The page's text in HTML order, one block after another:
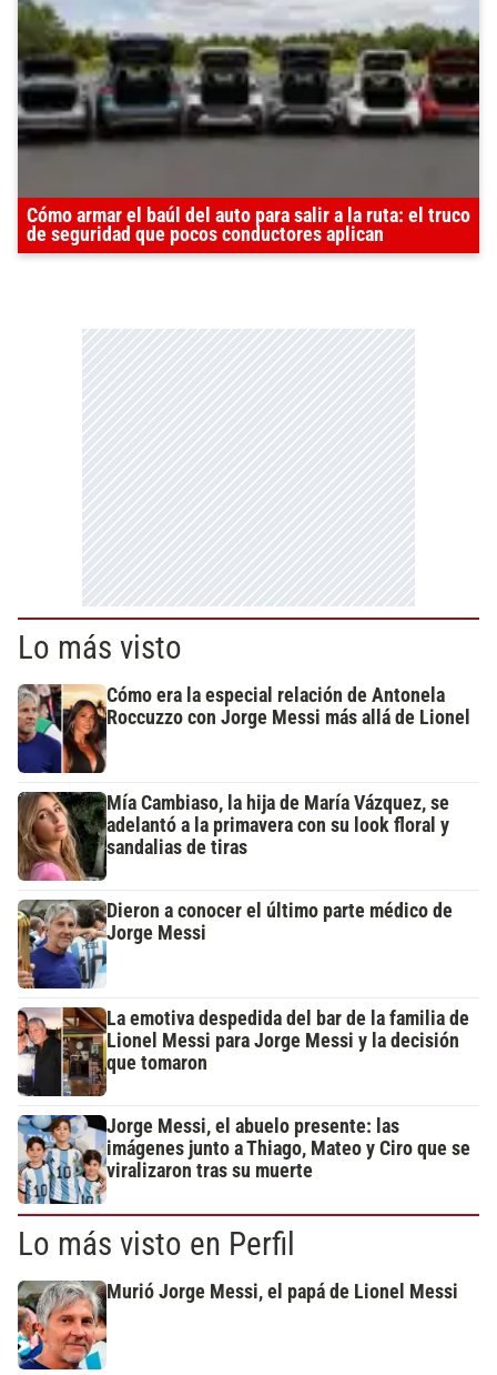
Cómo armar el baúl del auto para salir a la ruta: el truco
de seguridad que pocos conductores aplican
Lo más visto
Cómo era la especial relación de Antonela
Roccuzzo con Jorge Messi más allá de Lionel
Mía Cambiaso, la hija de María Vázquez, se
adelantó a la primavera con su look floral y
sandalias de tiras
Dieron a conocer el último parte médico de
Jorge Messi
La emotiva despedida del bar de la familia de
Lionel Messi para Jorge Messi y la decisión
que tomaron
Jorge Messi, el abuelo presente: las
imágenes junto a Thiago, Mateo y Ciro que se
viralizaron tras su muerte
Lo más visto en Perfil
Murió Jorge Messi, el papá de Lionel Messi